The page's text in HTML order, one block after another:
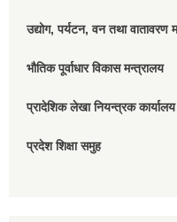
उद्योग, पर्यटन, वन तथा वातावरण
भौतिक पूर्वाधार विकास मन्त्रालय
प्रादेशिक लेखा नियन्त्रक कार्यालय
प्रदेश शिक्षा समुह